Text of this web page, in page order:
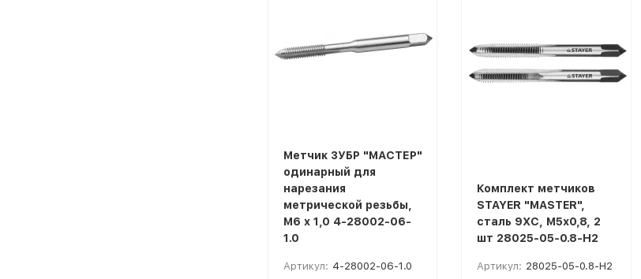
Метчик ЗУБР "МАСТЕР"
одинарный для
нарезания
метрической резьбы,
М6 x 1,0 4-28002-06-
1.0
Артикул: 4-28002-06-1.0
Комплект метчиков
STAYER "MASTER",
сталь 9ХС, М5х0,8, 2
шт 28025-05-0.8-H2
Артикул: 28025-05-0.8-H2